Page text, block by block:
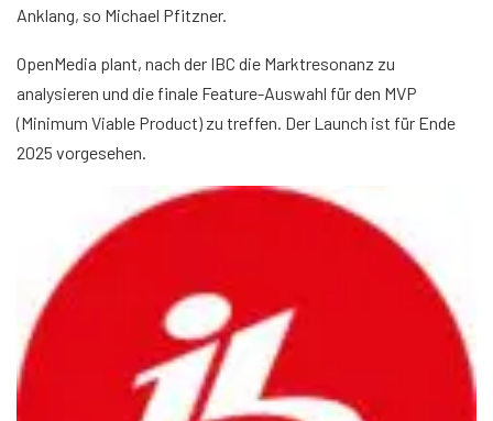
Anklang, so Michael Pfitzner.
OpenMedia plant, nach der IBC die Marktresonanz zu
analysieren und die finale Feature-Auswahl für den MVP
(Minimum Viable Product) zu treffen. Der Launch ist für Ende
2025 vorgesehen.